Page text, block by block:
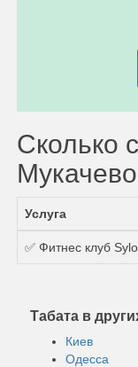
Сколько
Мукачево
Услуга
✅ Фитнес клуб
Табата в
Киев
Одесса